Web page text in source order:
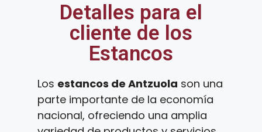
Detalles para el
cliente de los
Estancos
Los estancos de Antzuola son una
parte importante de la economía
nacional, ofreciendo una amplia